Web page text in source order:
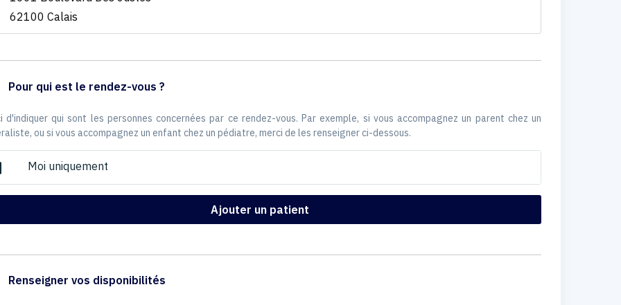
62100 Calais
Pour qui est le rendez-vous ?
d'indiquer qui sont les personnes concernées par ce rendez-vous. Par exemple, si vous accompagnez un parent chez un
ou si vous accompagnez un enfant chez un pédiatre, merci de les renseigner ci-dessous.
Moi uniquement
Ajouter un patient
Renseigner vos disponibilités